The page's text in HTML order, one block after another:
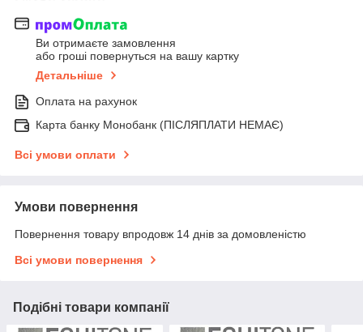
Ви отримаєте замовлення
або гроші повернуться на вашу картку
Детальніше
Оплата на рахунок
Карта банку Монобанк (ПІСЛЯПЛАТИ НЕМАЄ)
Всі умови оплати
Умови повернення
Повернення товару впродовж 14 днів за домовленістю
Всі умови повернення
Подібні товари компанії